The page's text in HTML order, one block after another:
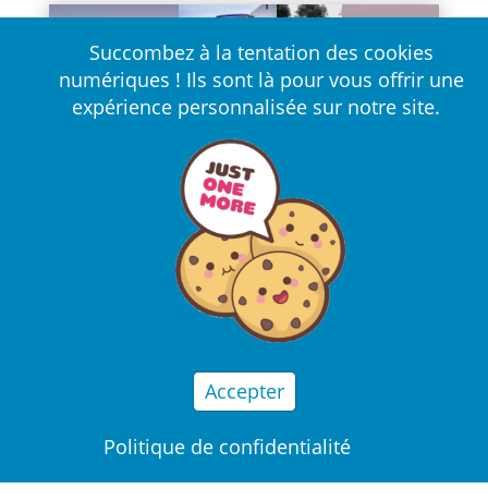
Succombez à la tentation des cookies
numériques ! Ils sont là pour vous offrir une
expérience personnalisée sur notre site.
Accepter
Politique de confidentialité